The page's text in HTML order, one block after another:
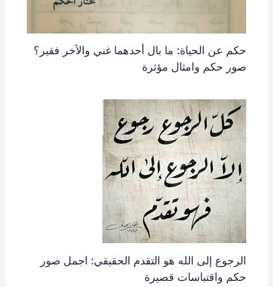
حكم عن الحياة: ما بال أحدهما غني والآخر فقير؟
صور حكم وامثال مؤثرة
الرجوع إلى الله هو التقدم الحقيقي: اجمل صور
حكم واقتباسات قصيرة